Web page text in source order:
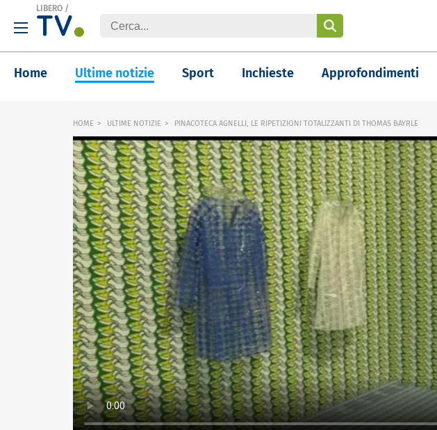
LIBERO /
Home Ultime notizie Sport Inchieste Approfondimenti
HOME ULTIME NOTIZIE PINACOTECA AGNELLI, LE RIPETIZIONI TOTALIZZANTI DI THOMAS BAYRLE